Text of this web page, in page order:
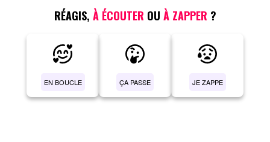
RÉAGIS, À ÉCOUTER OU À ZAPPER ?
EN BOUCLE ÇA PASSE JE ZAPPE